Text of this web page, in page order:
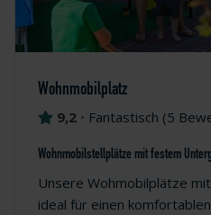
Wohnmobilplatz
9,2 • Fantastisch (5
Wohnmobilstellplätze mit festem
Unsere Wohmobilplätze
ideal für einen